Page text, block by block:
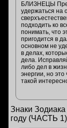
БЛИЗНЕЦЫ
удержаться на
подходить ко
понимать, что
пригодится в
основном не
в делах,
дела.
либо дел в
энергии, но
такой
Знаки
году (ЧАСТЬ 1)